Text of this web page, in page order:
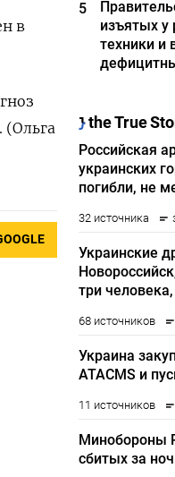
в
(Ольга
5
изъятых у
техники и